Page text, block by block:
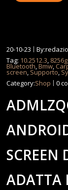
20-10-23
Tag: 10.2512.3,
Bluetooth,Bmw,
screen, Supporto,
Category:Shop 0
SCREEN
ADATTA